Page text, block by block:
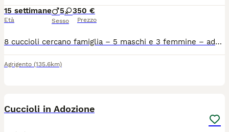
15 settimane
Età
5 3
Sesso
50 €
Prezzo
8 cuccioli cercano famiglia – 5 maschi e 3 femmine – adozione responsabile Cerco una famiglia seria e amorevole per 8 cuccioli, nati dalla mia cagnolina. Sono 5 maschietti e 3 femminucce, dolci, vivaci e abituati a stare insieme alla mamma e ai fratellini. I cuccioli hanno circa 2 mesi e sono cresciuti in ambiente familiare, all’aperto, a contatto con persone e altri cani. Sono molto affettuosi, curiosi e giocherelloni. Alcuni sono completamente neri, altri hanno sfumature tigrate e piccole macchie bianche su petto o zampine. La mamma è visibile in foto: è una cagnolina buona, equilibrata e molto protettiva con i suoi piccoli. I cuccioli sembrano destinati a diventare di taglia media / medio-grande, quindi cerco persone consapevoli, che abbiano spazio, tempo e voglia di seguirli nella crescita. L’adozione non è una vendita: cerco solo famiglie affidabili che possano garantire amore, cure, alimentazione corretta, visite veterinarie e una vita dignitosa. Per motivi economici, essendo una cucciolata numerosa, chiedo a chi adotterà uno dei cuccioli di farsi carico delle spese veterinarie obbligatorie e documentate, come: microchip; iscrizione all’anagrafe canina; eventuale sverminazione; eventuale primo vaccino; passaggio di proprietà. La richiesta serve solo ad aiutarmi a sostenere le spese necessarie, perché i cuccioli sono tanti e da solo non riesco a coprire tutti i costi.
Agrigento (135.6km)
Cuccioli in Adozione